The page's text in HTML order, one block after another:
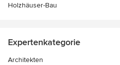
Holzhäuser-Bau
Expertenkategorie
Architekten